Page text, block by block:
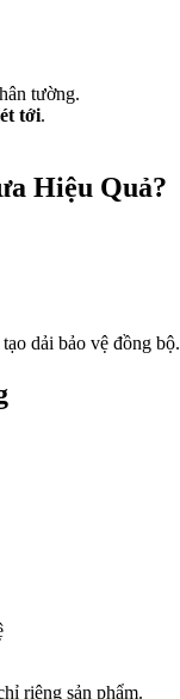
tường.
tới.
Hiệu Quả?
dải bảo vệ đồng bộ.
riêng sản phẩm.